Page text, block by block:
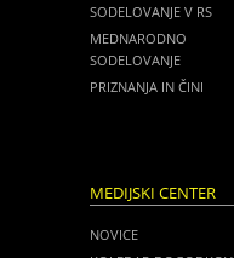
SODELOVANJE V RS
MEDNARODNO
SODELOVANJE
PRIZNANJA IN ČINI
MEDIJSKI CENTER
NOVICE